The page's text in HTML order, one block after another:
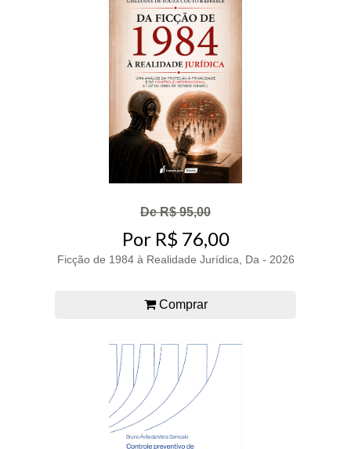
De R$ 95,00
Por R$ 76,00
Ficção de 1984 à Realidade Jurídica, Da - 2026
Comprar